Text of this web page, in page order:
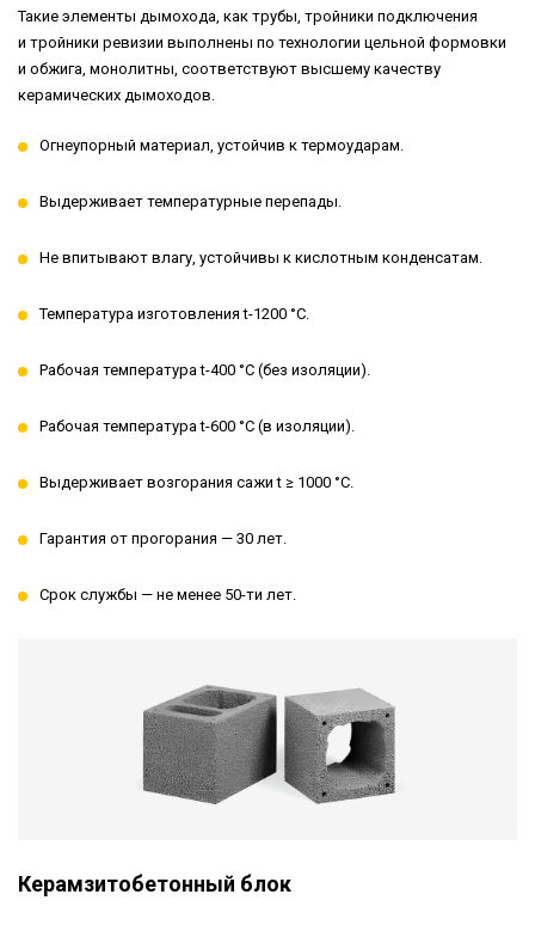
Такие элементы дымохода, как трубы, тройники подключения
и тройники ревизии выполнены по технологии цельной формовки
и обжига, монолитны, соответствуют высшему качеству
керамических дымоходов.
Огнеупорный материал, устойчив к термоударам.
Выдерживает температурные перепады.
Не впитывают влагу, устойчивы к кислотным конденсатам.
Температура изготовления t-1200 °С.
Рабочая температура t-400 °С (без изоляции).
Рабочая температура t-600 °С (в изоляции).
Выдерживает возгорания сажи t ≥ 1000 °С.
Гарантия от прогорания — 30 лет.
Срок службы — не менее 50-ти лет.
Керамзитобетонный блок